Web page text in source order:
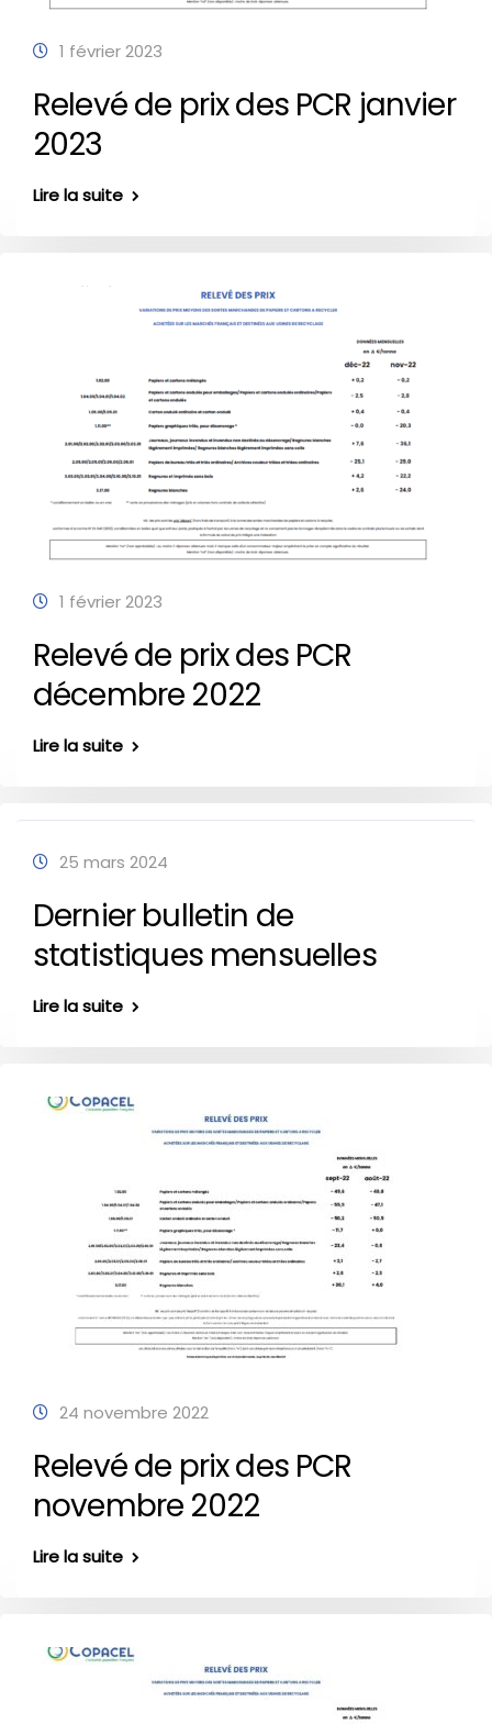
1 février 2023
Relevé de prix des PCR janvier
2023
Lire la suite
1 février 2023
Relevé de prix des PCR
décembre 2022
Lire la suite
25 mars 2024
Dernier bulletin de
statistiques mensuelles
Lire la suite
24 novembre 2022
Relevé de prix des PCR
novembre 2022
Lire la suite